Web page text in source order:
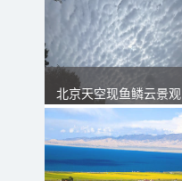
北京天空现鱼鳞云景观